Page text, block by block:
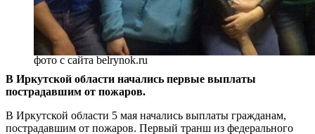
фото с сайта belrynok.ru
В Иркутской области начались первые выплаты
пострадавшим от пожаров.
В Иркутской области 5 мая начались выплаты гражданам,
пострадавшим от пожаров. Первый транш из федерального